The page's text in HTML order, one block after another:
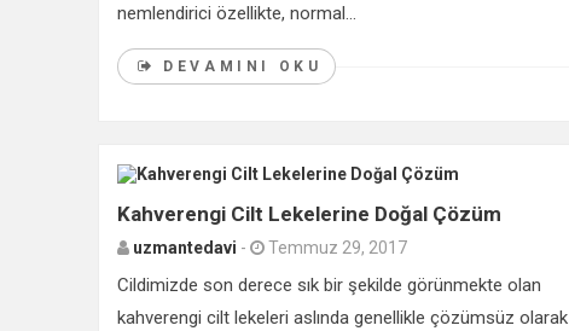
nemlendirici özellikte, normal...
DEVAMINI OKU
Kahverengi Cilt Lekelerine Doğal Çözüm
uzmantedavi - Temmuz 29, 2017
Cildimizde son derece sık bir şekilde görünmekte olan
kahverengi cilt lekeleri aslında genellikle çözümsüz olarak